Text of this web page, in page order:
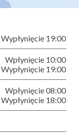
Wypłynięcie 19:00
Wpłynięcie 10:00
Wypłynięcie 19:00
Wpłynięcie 08:00
Wypłynięcie 18:00